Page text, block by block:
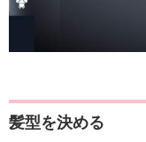
髪型を決める